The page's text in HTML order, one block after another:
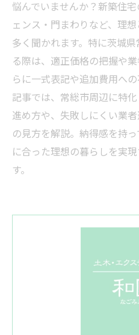
悩んでいませんか？新築住
ェンス・門まわりなど、理
多く聞かれます。特に茨城
る際は、適正価格の把握や
らに一式表記や追加費用へ
記事では、常総市周辺に特
進め方や、失敗しにくい業
の見方を解説。納得感を持
に合った理想の暮らしを実
す。